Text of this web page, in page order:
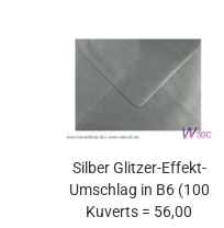
Silber Glitzer-Effekt-
Umschlag in B6 (100
Kuverts = 56,00